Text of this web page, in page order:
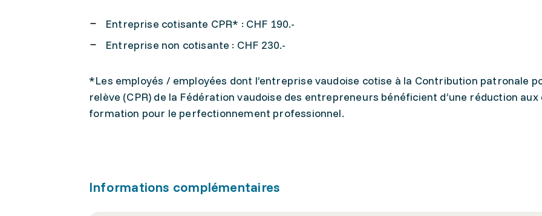
Entreprise cotisante CPR* : CHF 190.-
Entreprise non cotisante : CHF 230.-
*Les employés / employées dont l’entreprise vaudoise cotise à la Contribution patronale
relève (CPR) de la Fédération vaudoise des entrepreneurs bénéficient d’une réduction aux
formation pour le perfectionnement professionnel.
Informations complémentaires